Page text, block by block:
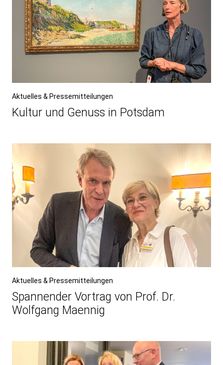
Aktuelles & Pressemitteilungen
Kultur und Genuss in Potsdam
Aktuelles & Pressemitteilungen
Spannender Vortrag von Prof. Dr.
Wolfgang Maennig